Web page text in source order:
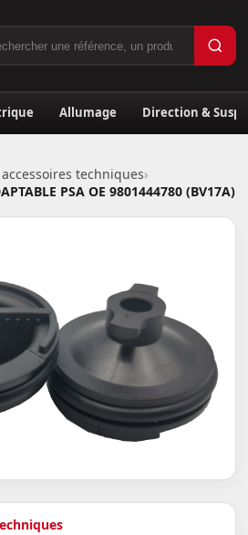
Allumage Direction &
techniques›
PSA OE 9801444780 (BV17A)